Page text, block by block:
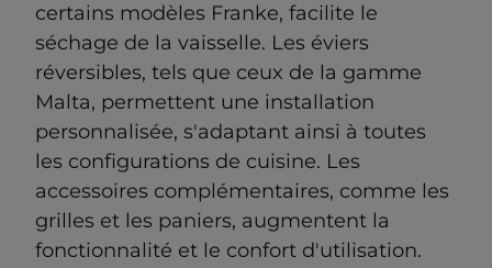
certains modèles Franke, facilite le
séchage de la vaisselle. Les éviers
réversibles, tels que ceux de la gamme
Malta, permettent une installation
personnalisée, s'adaptant ainsi à toutes
les configurations de cuisine. Les
accessoires complémentaires, comme les
grilles et les paniers, augmentent la
fonctionnalité et le confort d'utilisation.